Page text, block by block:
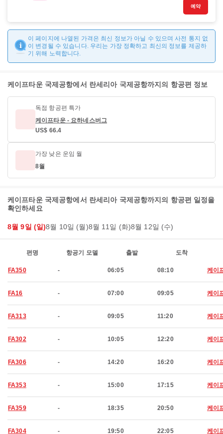
예약
이 페이지에 나열된 가격은 최신 정보가 아닐 수 있으며 사전 통지 없
이 변경될 수 있습니다. 우리는 가장 정확하고 최신의 정보를 제공하
기 위해 노력합니다.
케이프타운 국제공항에서 란세리아 국제공항까지의 항공편 정보
독점 항공편 특가
케이프타운 - 요하네스버그
US$ 66.4
가장 낮은 운임 월
8월
케이프타운 국제공항에서 란세리아 국제공항까지의 항공편 일정을
확인하세요
8월 9일 (일)8월 10일 (월)8월 11일 (화)8월 12일 (수)
편명 항공기 모델 출발 도착
FA350 - 06:05 08:10 케이
FA16 - 07:00 09:05 케이
FA313 - 09:05 11:20 케이
FA302 - 10:05 12:20 케이
FA306 - 14:20 16:20 케이
FA353 - 15:00 17:15 케이
FA359 - 18:35 20:50 케이
FA304 - 19:50 22:05 케이